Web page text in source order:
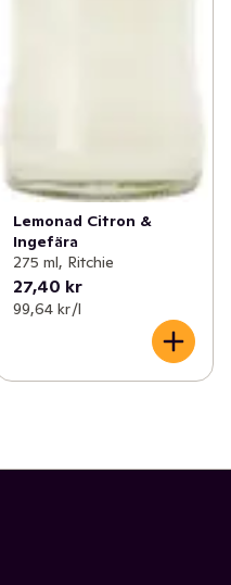
Lemonad Citron &
Ingefära
275 ml, Ritchie
27,40 kr
99,64 kr /l